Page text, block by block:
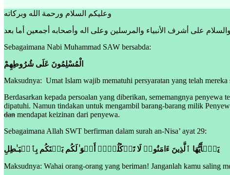
وعليكم السلام ورحمة الله وبركاته
على أشرف الأنبياء والمرسلين وعلى اله وأصحابه أجمعين أما بعد
Sebagaimana Nabi Muhammad SAW bersabda:
الْمُسْلِمُونَ عَلَى شُرُوطِهِمْ
Maksudnya: Umat Islam wajib mematuhi persyaratan yang telah
Berdasarkan kepada persoalan yang diberikan, sememangnya
dipatuhi. Namun tindakan untuk mengambil barang-barang milik
dan mendapat keizinan dari penyewa.
Sebagaimana Allah SWT berfirman dalam surah an-Nisa’ ayat 29:
یَـٰۤأَیُّهَا ٱلَّذِینَ ءَامَنُوا۟ لَا تَأۡكُلُوۤا۟ أَمۡوَ ٰ⁠لَكُم بَیۡنَكُم بِٱلۡبَـٰطِلِ
Maksudnya: Wahai orang-orang yang beriman! Janganlah kamu saling